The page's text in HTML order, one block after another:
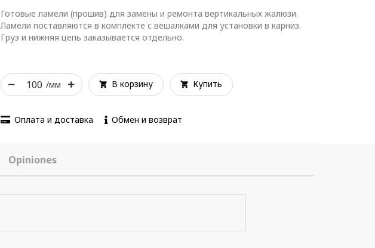
Готовые ламели (прошив) для замены и ремонта вертикальных жалюзи.
Ламели поставляются в комплекте с вешалками для установки в карниз.
Груз и нижняя цепь заказывается отдельно.
/мм В корзину Купить
Оплата и доставка Обмен и возврат
Opiniones